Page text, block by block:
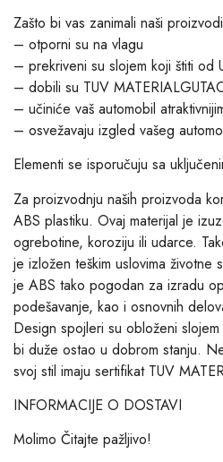
Zašto bi vas zanimali naši
– otporni su na vlagu
– prekriveni su slojem koji štiti od
– dobili su TUV
– učiniće vaš automobil
– osvežavaju izgled vašeg
Elementi se isporučuju sa
Za proizvodnju naših proizvoda
ABS plastiku. Ovaj materijal je
ogrebotine, koroziju ili udarce.
je izložen teškim uslovima
je ABS tako pogodan za izradu
podešavanje, kao i osnovnih
Design spojleri su obloženi
bi duže ostao u dobrom stanju.
svoj stil imaju sertifikat TUV
INFORMACIJE O DOSTAVI
Molimo Čitajte pažljivo!